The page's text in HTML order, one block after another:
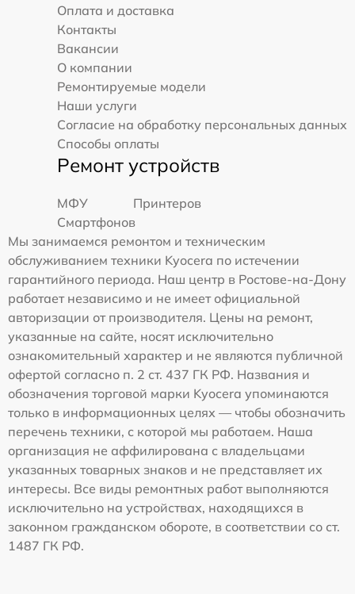
Оплата и доставка
Контакты
Вакансии
О компании
Ремонтируемые модели
Наши услуги
Согласие на обработку персональных данных
Способы оплаты
Ремонт устройств
МФУ
Принтеров
Смартфонов
Мы занимаемся ремонтом и техническим
обслуживанием техники Kyocera по истечении
гарантийного периода. Наш центр в Ростове-на-Дону
работает независимо и не имеет официальной
авторизации от производителя. Цены на ремонт,
указанные на сайте, носят исключительно
ознакомительный характер и не являются публичной
офертой согласно п. 2 ст. 437 ГК РФ. Названия и
обозначения торговой марки Kyocera упоминаются
только в информационных целях — чтобы обозначить
перечень техники, с которой мы работаем. Наша
организация не аффилирована с владельцами
указанных товарных знаков и не представляет их
интересы. Все виды ремонтных работ выполняются
исключительно на устройствах, находящихся в
законном гражданском обороте, в соответствии со ст.
1487 ГК РФ.